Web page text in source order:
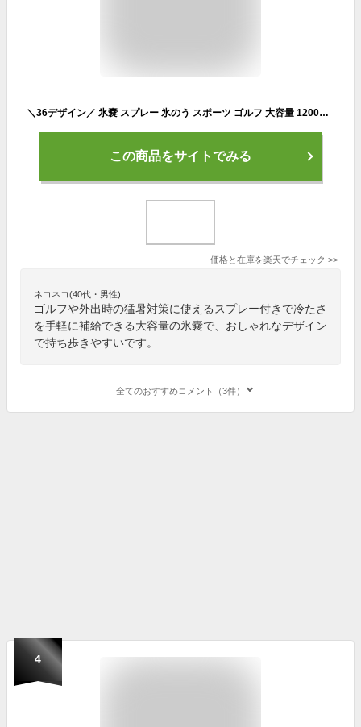
＼36デザイン／ 氷嚢 スプレー 氷のう スポーツ ゴルフ 大容量 1200ml OCRU スプレー付き氷嚢 かわいい 猛暑対策 冷却グッズ アイスバッグ アイシング ミスト 首 冷感 熱中症対策 運動会 アイスパック おしゃれ 冷却 膝 肘 首 野球 部活 猛暑対策グッズ 最強
この商品をサイトでみる
価格と在庫を楽天でチェック >>
ネコネコ(40代・男性)
ゴルフや外出時の猛暑対策に使えるスプレー付きで冷たさ
を手軽に補給できる大容量の氷嚢で、おしゃれなデザイン
で持ち歩きやすいです。
全てのおすすめコメント（3件）
4